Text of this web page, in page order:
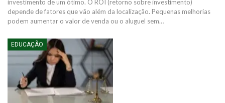
investimento de um ótimo. O ROI (retorno sobre investimento)
depende de fatores que vão além da localização. Pequenas melhorias
podem aumentar o valor de venda ou o aluguel sem…
EDUCAÇÃO